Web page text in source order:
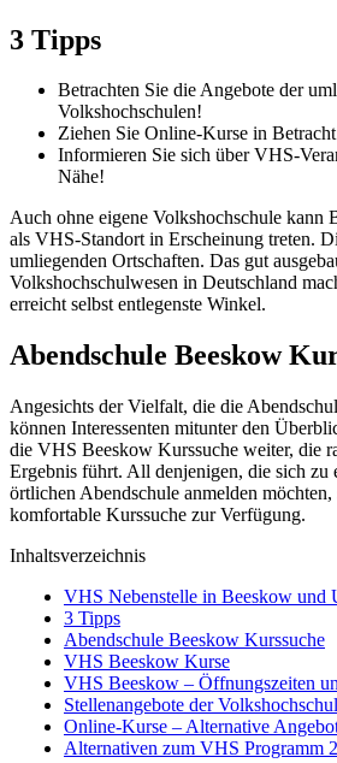
3 Tipps
Betrachten Sie die Angebote der
Volkshochschulen!
Ziehen Sie Online-Kurse in
Informieren Sie sich über VHS-
Nähe!
Auch ohne eigene Volkshochschule kann
als VHS-Standort in Erscheinung treten.
umliegenden Ortschaften. Das gut
Volkshochschulwesen in Deutschland
erreicht selbst entlegenste Winkel.
Abendschule Beeskow
Angesichts der Vielfalt, die die
können Interessenten mitunter den
die VHS Beeskow Kurssuche weiter, die
Ergebnis führt. All denjenigen, die sich zu
örtlichen Abendschule anmelden
komfortable Kurssuche zur Verfügung.
Inhaltsverzeichnis
VHS Nebenstelle in Beeskow und
3 Tipps
Abendschule Beeskow Kurssuche
VHS Beeskow Kurse
VHS Beeskow – Öffnungszeiten
Stellenangebote der
Online-Kurse – Alternative
Alternativen zum VHS Programm